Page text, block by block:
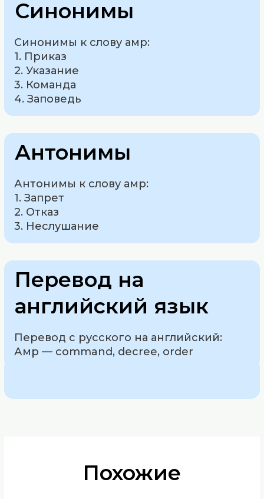
Синонимы
Синонимы к слову амр:
1. Приказ
2. Указание
3. Команда
4. Заповедь
Антонимы
Антонимы к слову амр:
1. Запрет
2. Отказ
3. Неслушание
Перевод на
английский язык
Перевод с русского на английский:
Амр — command, decree, order
Похожие